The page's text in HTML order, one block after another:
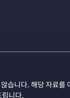
니다. 해당 자료
립니다.